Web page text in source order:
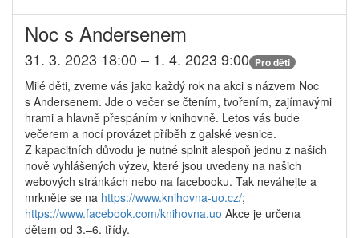
Noc s Andersenem
31. 3. 2023 18:00 – 1. 4. 2023 9:00 Pro děti
Milé děti, zveme vás jako každý rok na akci s názvem Noc
s Andersenem. Jde o večer se čtením, tvořením, zajímavými
hrami a hlavně přespáním v knihovně. Letos vás bude
večerem a nocí provázet příběh z galské vesnice.
Z kapacitních důvodu je nutné splnit alespoň jednu z našich
nově vyhlášených výzev, které jsou uvedeny na našich
webových stránkách nebo na facebooku. Tak neváhejte a
mrkněte se na https://www.knihovna-uo.cz/;
https://www.facebook.com/knihovna.uo Akce je určena
dětem od 3.–6. třídy.